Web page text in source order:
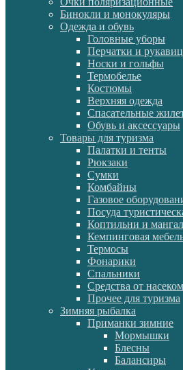
Бинокли и монокуляры
Одежда и обувь
Головные уборы
Перчатки и
Носки и гольфы
Термобелье
Костюмы
Верхняя одежда
Спасательные
Обувь и аксессуары
Товары для туризма
Палатки и тенты
Рюкзаки
Сумки
Комбайны
Газовое
Посуда
Коптильни и
Кемпинговая
Термосы
Фонарики
Спальники
Средства от
Прочее для туризма
Зимняя рыбалка
Приманки зимние
Мормышки
Блесны
Балансиры